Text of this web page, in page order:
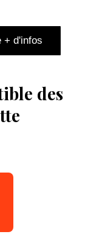
+ d'infos
des